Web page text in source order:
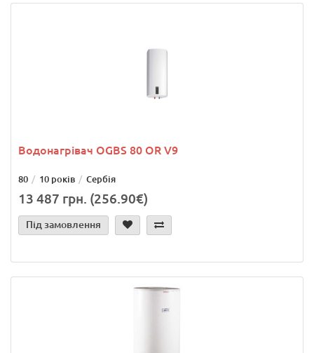
Водонагрівач OGBS 80 OR V9
80 10 років Сербія
13 487 грн. (256.90€)
Під замовлення